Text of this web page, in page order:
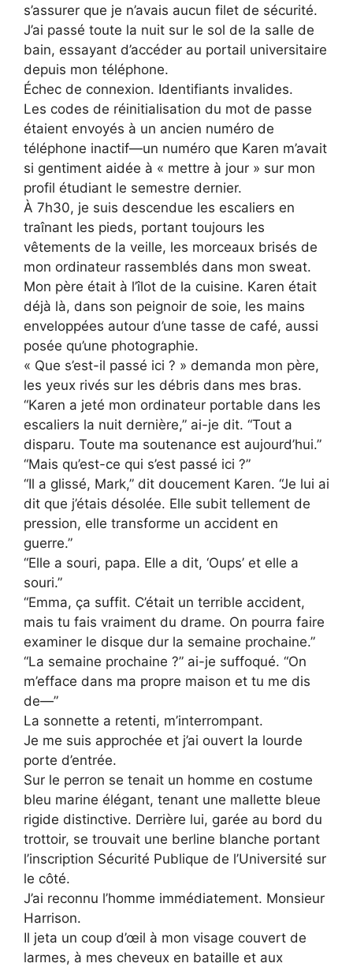
s’assurer que je n’avais aucun filet de sécurité.
J’ai passé toute la nuit sur le sol de la salle de
bain, essayant d’accéder au portail universitaire
depuis mon téléphone.
Échec de connexion. Identifiants invalides.
Les codes de réinitialisation du mot de passe
étaient envoyés à un ancien numéro de
téléphone inactif—un numéro que Karen m’avait
si gentiment aidée à « mettre à jour » sur mon
profil étudiant le semestre dernier.
À 7h30, je suis descendue les escaliers en
traînant les pieds, portant toujours les
vêtements de la veille, les morceaux brisés de
mon ordinateur rassemblés dans mon sweat.
Mon père était à l’îlot de la cuisine. Karen était
déjà là, dans son peignoir de soie, les mains
enveloppées autour d’une tasse de café, aussi
posée qu’une photographie.
« Que s’est-il passé ici ? » demanda mon père,
les yeux rivés sur les débris dans mes bras.
“Karen a jeté mon ordinateur portable dans les
escaliers la nuit dernière,” ai-je dit. “Tout a
disparu. Toute ma soutenance est aujourd’hui.”
“Mais qu’est-ce qui s’est passé ici ?”
“Il a glissé, Mark,” dit doucement Karen. “Je lui ai
dit que j’étais désolée. Elle subit tellement de
pression, elle transforme un accident en
guerre.”
“Elle a souri, papa. Elle a dit, ‘Oups’ et elle a
souri.”
“Emma, ça suffit. C’était un terrible accident,
mais tu fais vraiment du drame. On pourra faire
examiner le disque dur la semaine prochaine.”
“La semaine prochaine ?” ai-je suffoqué. “On
m’efface dans ma propre maison et tu me dis
de—”
La sonnette a retenti, m’interrompant.
Je me suis approchée et j’ai ouvert la lourde
porte d’entrée.
Sur le perron se tenait un homme en costume
bleu marine élégant, tenant une mallette bleue
rigide distinctive. Derrière lui, garée au bord du
trottoir, se trouvait une berline blanche portant
l’inscription Sécurité Publique de l’Université sur
le côté.
J’ai reconnu l’homme immédiatement. Monsieur
Harrison.
Il jeta un coup d’œil à mon visage couvert de
larmes, à mes cheveux en bataille et aux